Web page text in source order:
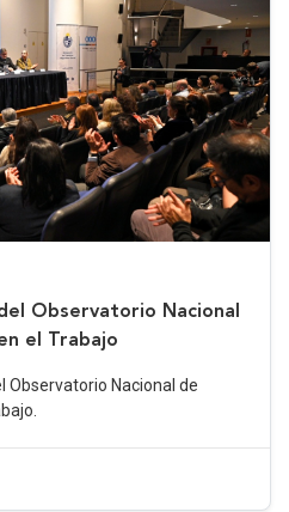
Observatorio Nacional
el Trabajo
Observatorio Nacional de